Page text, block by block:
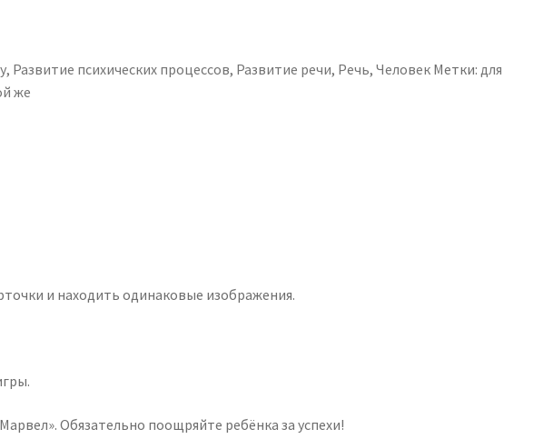
, Развитие психических процессов, Развитие речи, Речь, Человек Метки: для
же
и находить одинаковые изображения.
Обязательно поощряйте ребёнка за успехи!